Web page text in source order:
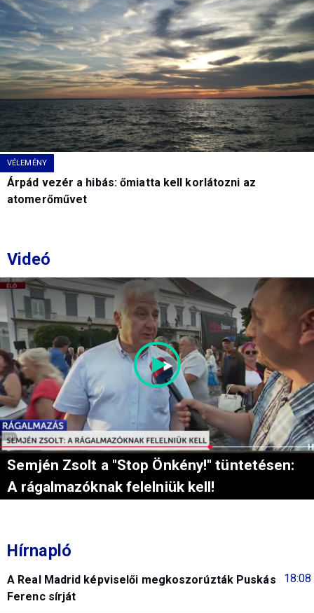
VÉLEMÉNY
Árpád vezér a hibás: őmiatta kell korlátozni az
atomerőművet
Videó
Semjén Zsolt a "Stop Önkény!" tüntetésen:
A rágalmazóknak felelniük kell!
Hírnapló
18:08
A Real Madrid képviselői megkoszorúzták Puskás
Ferenc sírját